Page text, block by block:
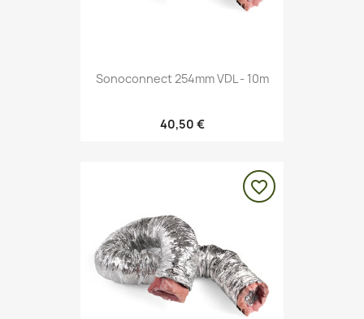
Sonoconnect 254mm VDL - 10m
40,50 €
favorite_border